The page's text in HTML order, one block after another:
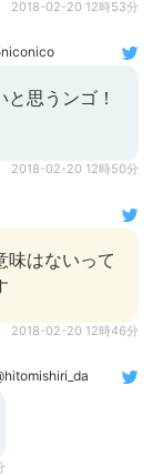
2018-02-20 12時53分
思うンゴ！
2018-02-20 12時50分
味はないって
2018-02-20 12時46分